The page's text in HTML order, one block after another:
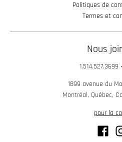
l
Politiques de
Termes et
Nous
1.514.527.3699 •
1899 avenue du
Montréal, Québec,
pour la